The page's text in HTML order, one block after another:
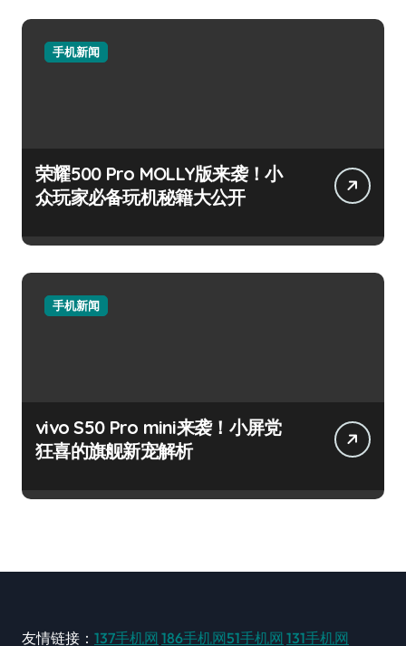
手机新闻
荣耀500 Pro MOLLY版来袭！小
众玩家必备玩机秘籍大公开
手机新闻
vivo S50 Pro mini来袭！小屏党
狂喜的旗舰新宠解析
友情链接： 137手机网 186手机网51手机网 131手机网